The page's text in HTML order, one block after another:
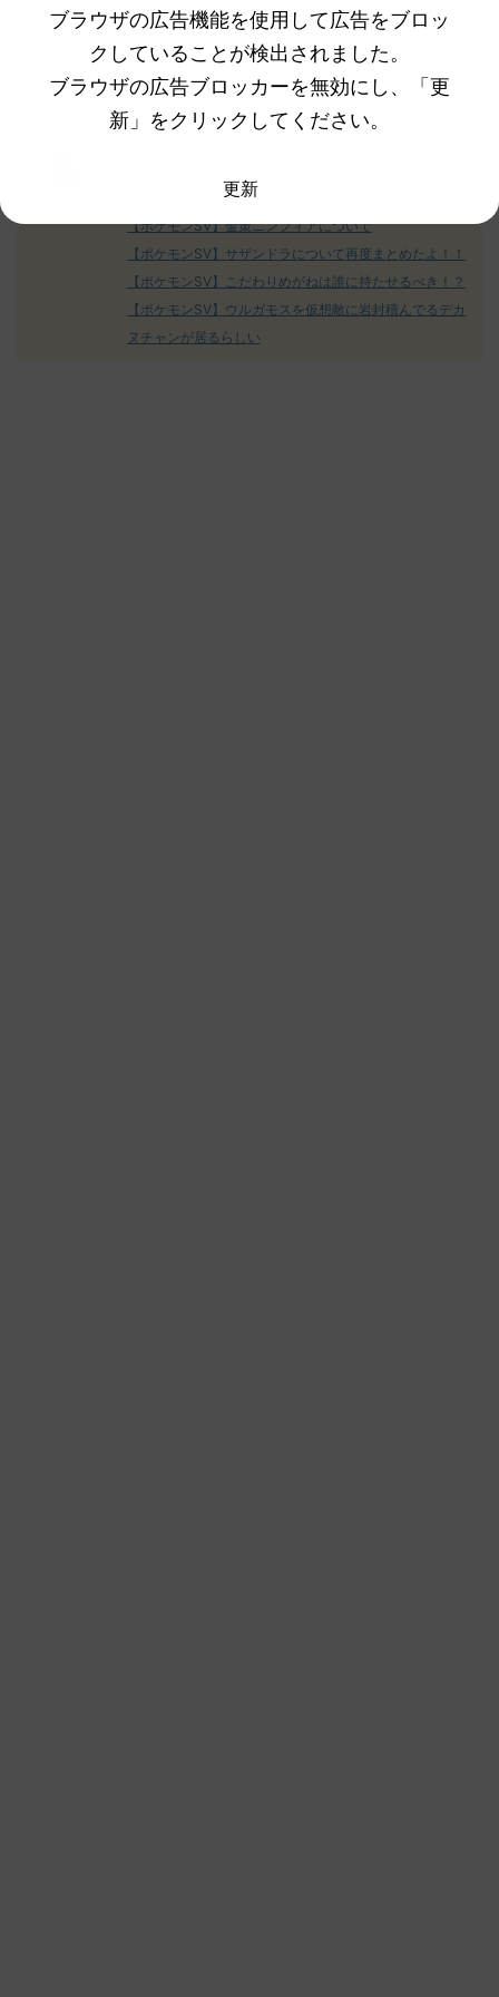
ん0702
無しさん0971 0971 名無しさん、君に
決めた！ (ﾜｯﾁｮｲW b524-NwUu)
2023/06/28(水 ...
え忘れたガ
決めた！ (ﾜ
【ポケモンSV】ミライドンは「ウルトラボール派」
【ポケモンSV】？？「〇〇の色違い下さい」ワイ「良い
よ」？？「クイボだし要らんわ」
【ポケモンSV】新ポケモンの「種族値配分」おかしくな
気に入ったのは？
【ポケモンSV】金策ニンフィアについて
【ポケモンSV】サザンドラについて再度まとめたよ！！
【ポケモンSV】こだわりめがねは誰に持たせるべき！？
【ポケモンSV】ウルガモスを仮想敵に岩封積んでるデカ
ヌチャンが居るらしい
ブラウザの広告機能を使用して広告をブロッ
クしていることが検出されました。
ブラウザの広告ブロッカーを無効にし、「更
新」をクリックしてください。
更新